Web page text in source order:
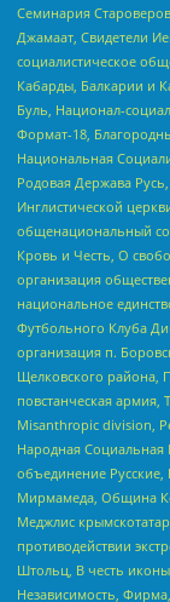
Семинария
Джамаат, Свидетели
социалистическое
Кабарды, Балкарии и
Буль, Национал-
Формат-18,
Национальная
Родовая Держава
Инглистической
общенациональный
Кровь и Честь, О
организация
национальное
Футбольного Клуба
организация п.
Щелковского района,
повстанческая армия,
Misanthropic division,
Народная Социальная
объединение
Мирмамеда, Община
Меджлис
противодействии
Штольц, В честь
Независимость,